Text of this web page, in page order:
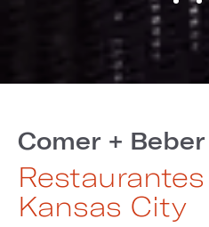
Comer + Beber
Kansas City